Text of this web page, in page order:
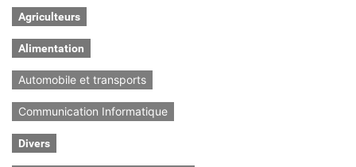
Agriculteurs
Alimentation
Automobile et transports
Communication Informatique
Divers